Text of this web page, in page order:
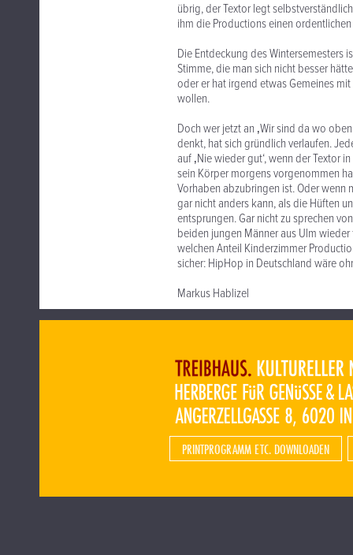
übrig, der Textor legt
ihm die Productions einen
Die Entdeckung des Wintersemesters
Stimme, die man sich nicht besser
oder er hat irgend etwas Gemeines
wollen.
Doch wer jetzt an ‚Wir sind da wo
denkt, hat sich gründlich verlaufen.
auf ‚Nie wieder gut‘, wenn der Textor
sein Körper morgens vorgenommen
Vorhaben abzubringen ist. Oder wenn
gar nicht anders kann, als die Hüften
entsprungen. Gar nicht zu sprechen
beiden jungen Männer aus Ulm
welchen Anteil Kinderzimmer
sicher: HipHop in Deutschland wäre
Markus Hablizel
PRINTPROGRAMM ETC. DOWNLOADEN